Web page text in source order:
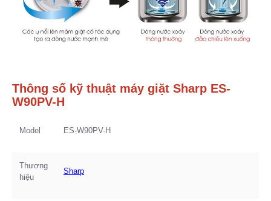
Thông số kỹ thuật máy giặt Sharp ES-
W90PV-H
Model ES-W90PV-H
Thương
hiệu
Sharp